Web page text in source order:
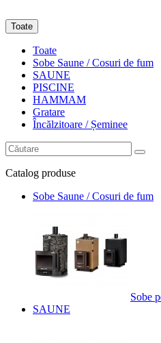
Toate
Toate
Sobe Saune / Cosuri de fum
SAUNE
PISCINE
HAMMAM
Gratare
Încălzitoare / Șeminee
Catalog produse
Sobe Saune / Cosuri de fum
Sobe
SAUNE